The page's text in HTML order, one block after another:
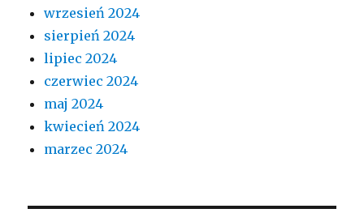
wrzesień 2024
sierpień 2024
lipiec 2024
czerwiec 2024
maj 2024
kwiecień 2024
marzec 2024